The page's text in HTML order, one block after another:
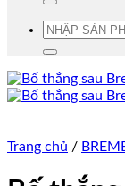
Tìm
Trang chủ /